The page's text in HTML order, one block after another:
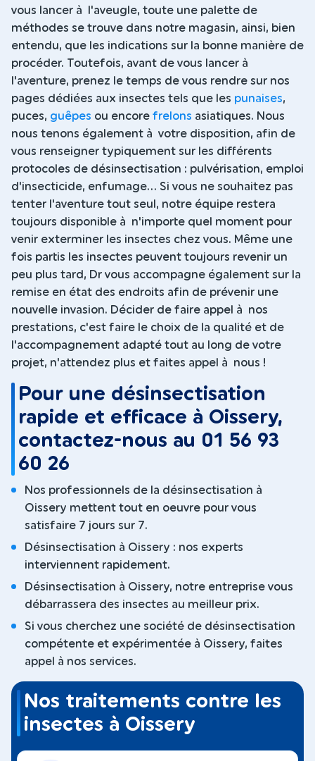
vous lancer à l'aveugle, toute une palette de
méthodes se trouve dans notre magasin, ainsi, bien
entendu, que les indications sur la bonne manière de
procéder. Toutefois, avant de vous lancer à
l'aventure, prenez le temps de vous rendre sur nos
pages dédiées aux insectes tels que les punaises,
puces, guêpes ou encore frelons asiatiques. Nous
nous tenons également à votre disposition, afin de
vous renseigner typiquement sur les différents
protocoles de désinsectisation : pulvérisation, emploi
d'insecticide, enfumage... Si vous ne souhaitez pas
tenter l'aventure tout seul, notre équipe restera
toujours disponible à n'importe quel moment pour
venir exterminer les insectes chez vous. Même une
fois partis les insectes peuvent toujours revenir un
peu plus tard, Dr vous accompagne également sur la
remise en état des endroits afin de prévenir une
nouvelle invasion. Décider de faire appel à nos
prestations, c'est faire le choix de la qualité et de
l'accompagnement adapté tout au long de votre
projet, n'attendez plus et faites appel à nous !
Pour une désinsectisation
rapide et efficace à Oissery,
contactez-nous au 01 56 93
60 26
Nos professionnels de la désinsectisation à
Oissery mettent tout en oeuvre pour vous
satisfaire 7 jours sur 7.
Désinsectisation à Oissery : nos experts
interviennent rapidement.
Désinsectisation à Oissery, notre entreprise vous
débarrassera des insectes au meilleur prix.
Si vous cherchez une société de désinsectisation
compétente et expérimentée à Oissery, faites
appel à nos services.
Nos traitements contre les
insectes à Oissery